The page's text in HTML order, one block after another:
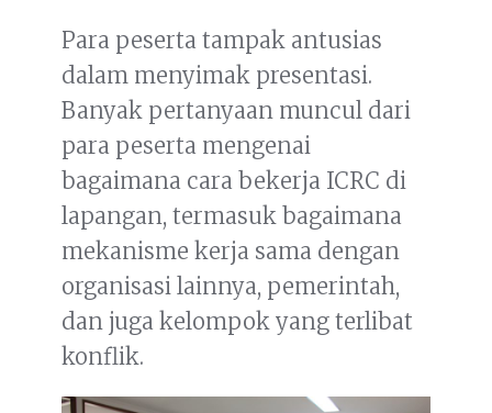
Para peserta tampak antusias
dalam menyimak presentasi.
Banyak pertanyaan muncul dari
para peserta mengenai
bagaimana cara bekerja ICRC di
lapangan, termasuk bagaimana
mekanisme kerja sama dengan
organisasi lainnya, pemerintah,
dan juga kelompok yang terlibat
konflik.